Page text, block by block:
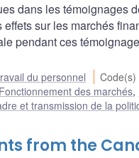
dans les témoignages
sur les marchés
pendant ces
du personnel Code(s)
Fonctionnement des marchés,
et transmission de la
from the